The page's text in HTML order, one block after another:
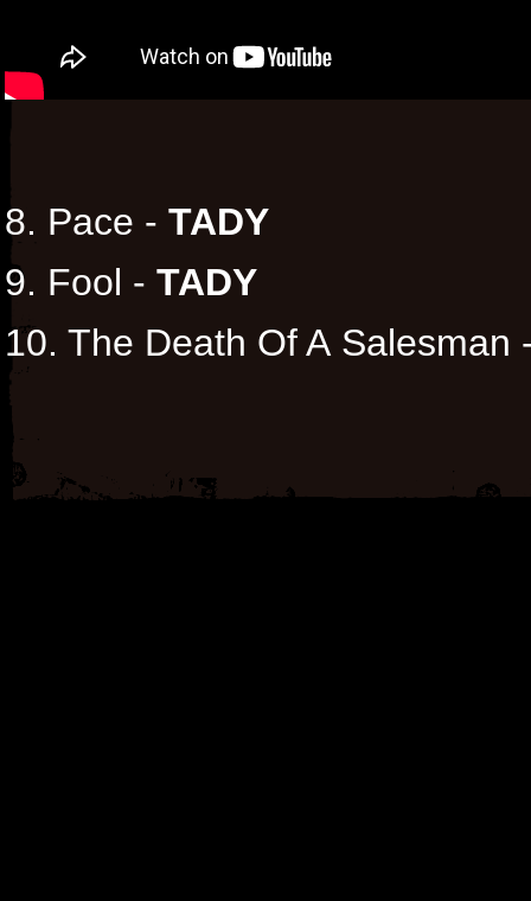
8. Pace - TADY
9. Fool - TADY
10. The Death Of A Salesman